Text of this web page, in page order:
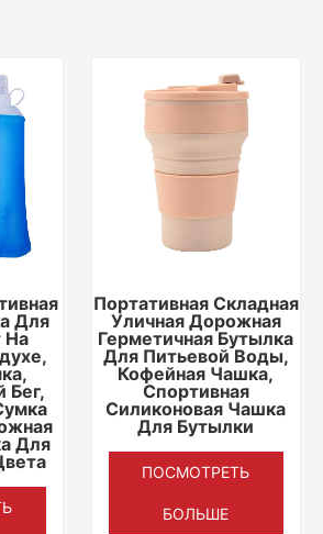
Для
На
Бег,
Для
Портативная Складная
Уличная Дорожная
Герметичная Бутылка
Для Питьевой Воды,
Кофейная Чашка,
Спортивная
Силиконовая Чашка
Для Бутылки
ПОСМОТРЕТЬ
БОЛЬШЕ